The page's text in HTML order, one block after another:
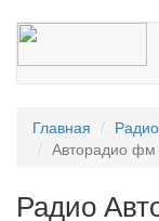
Главная
Авторадио фм
Радио